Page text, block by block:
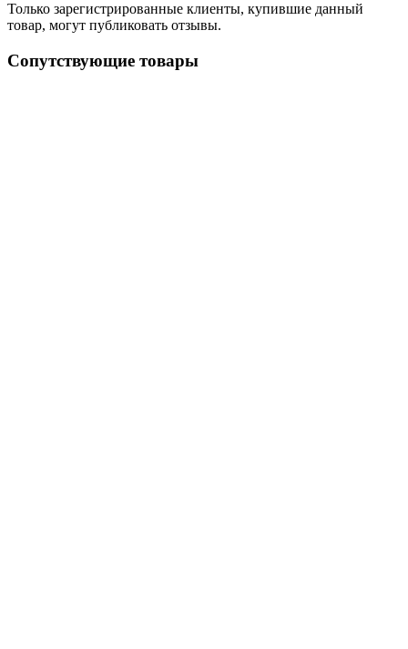
Только зарегистрированные клиенты, купившие данный
товар, могут публиковать отзывы.
Сопутствующие товары